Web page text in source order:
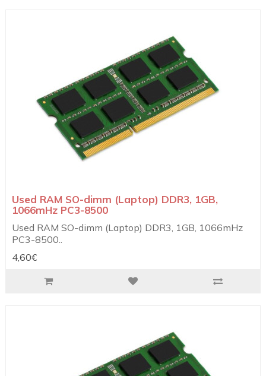
Used RAM SO-dimm (Laptop) DDR3, 1GB,
1066mHz PC3-8500
Used RAM SO-dimm (Laptop) DDR3, 1GB, 1066mHz
PC3-8500..
4,60€